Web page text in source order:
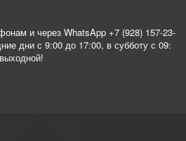
и через WhatsApp +7 (928) 157-23-
дни с 9:00 до 17:00, в субботу с 09: